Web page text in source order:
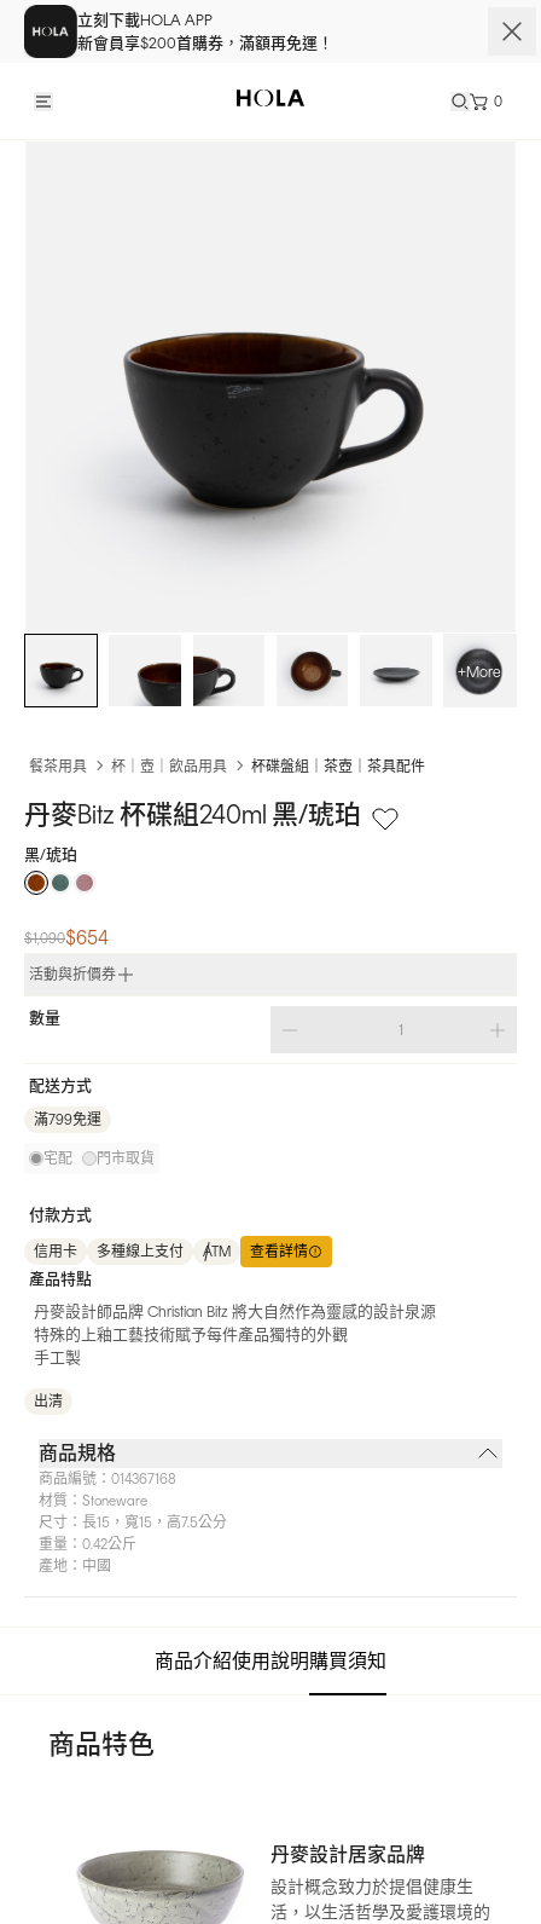
立刻下載HOLA APP
新會員享$200首購券，滿額再免運！
0
+More
餐茶用具 杯｜壺｜飲品用具 杯碟盤組｜茶壺｜茶具配件
丹麥Bitz 杯碟組240ml 黑/琥珀
黑/琥珀
$1,090$654
活動與折價券
數量
配送方式
滿799免運
宅配 門市取貨
付款方式
信用卡 多種線上支付 ATM 查看詳情
產品特點
丹麥設計師品牌 Christian Bitz 將大自然作為靈感的設計泉源
特殊的上釉工藝技術賦予每件產品獨特的外觀
手工製
出清
商品規格
商品編號： 014367168
材質： Stoneware
尺寸： 長15，寬15，高7.5公分
重量： 0.42公斤
產地： 中國
商品介紹使用說明購買須知
商品特色
丹麥設計居家品牌
設計概念致力於提倡健康生
活，以生活哲學及愛護環境的